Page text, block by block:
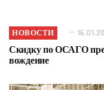
НОВОСТИ
Скидку по ОСАГО
вождение